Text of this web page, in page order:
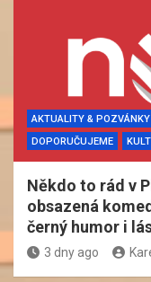
AKTUALITY & POZVÁNKY
DOPORUČUJEME
Někdo to rád v
obsazená
černý humor i
3 dny ago